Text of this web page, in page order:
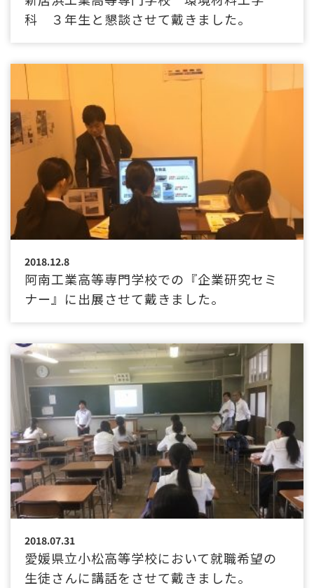
科 ３年生と懇談させて戴きました。
2018.12.8
阿南工業高等専門学校での『企業研究セミ
ナー』に出展させて戴きました。
2018.07.31
愛媛県立小松高等学校において就職希望の
生徒さんに講話をさせて戴きました。